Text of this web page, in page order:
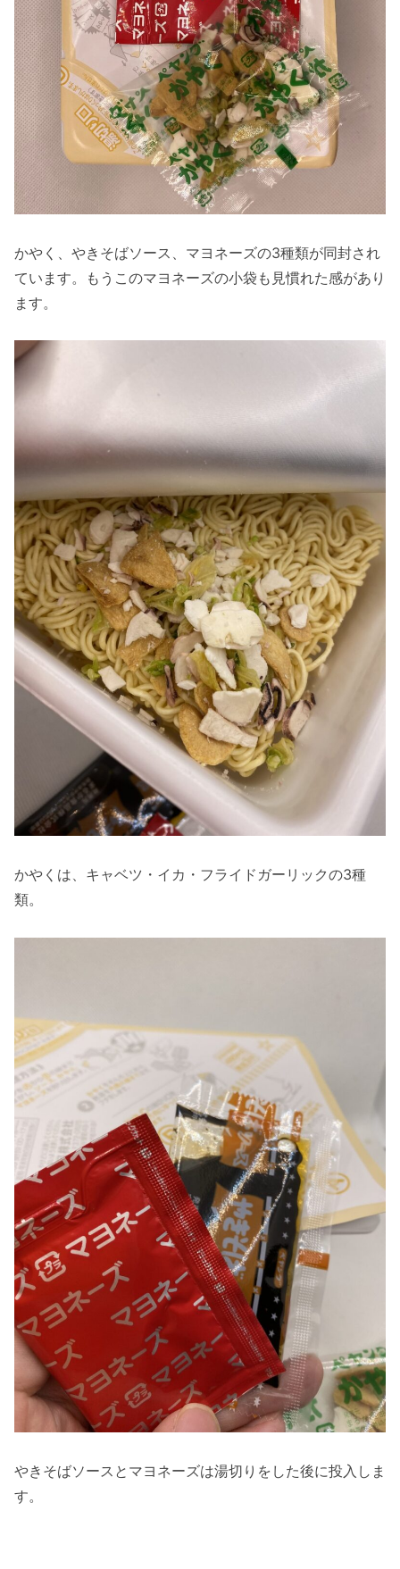
かやく、やきそばソース、マヨネーズの3種類が同封され
ています。もうこのマヨネーズの小袋も見慣れた感があり
ます。
かやくは、キャベツ・イカ・フライドガーリックの3種
類。
やきそばソースとマヨネーズは湯切りをした後に投入しま
す。